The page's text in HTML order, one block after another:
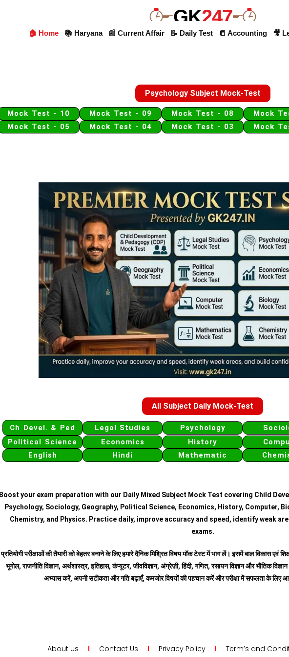
GK247
🏠 Home 📚 Haryana 📰 Current Affair 📝 Daily Test 📒 Accounting 🎥
Psychology Subject Mock-Test
Mock Test - 10 Mock Test - 09 Mock Test - 08 Mock
Mock Test - 05
Mock Test - 04 Mock Test - 03 Mock
All Subject Daily Mock-Test
Ch Devel. & Ped Legal Studies Psychology
Political Science
Economics History
English
Hindi Mathematic
Boost your exam preparation with our Daily Mixed Subject Mock Test covering Child
Psychology, Sociology, Geography, Political Science, Economics, History, Computer,
Chemistry, and Physics. Practice daily, improve accuracy and speed, identify weak
exams.
प्रतियोगी परीक्षाओं की तैयारी को बेहतर बनाने के लिए हमारे दैनिक मिश्रित विषय मॉक टेस्ट में भाग लें। इसमें बाल विकास एवं
भूगोल, राजनीति विज्ञान, अर्थशास्त्र, इतिहास, कंप्यूटर, जीवविज्ञान, अंग्रेज़ी, हिंदी, गणित, रसायन विज्ञान और भौतिक
अभ्यास करें, अपनी सटीकता और गति बढ़ाएँ, कमजोर विषयों की पहचान करें और परीक्षा में सफलता के लिए
About Us Contact Us Privacy Policy Term’s and